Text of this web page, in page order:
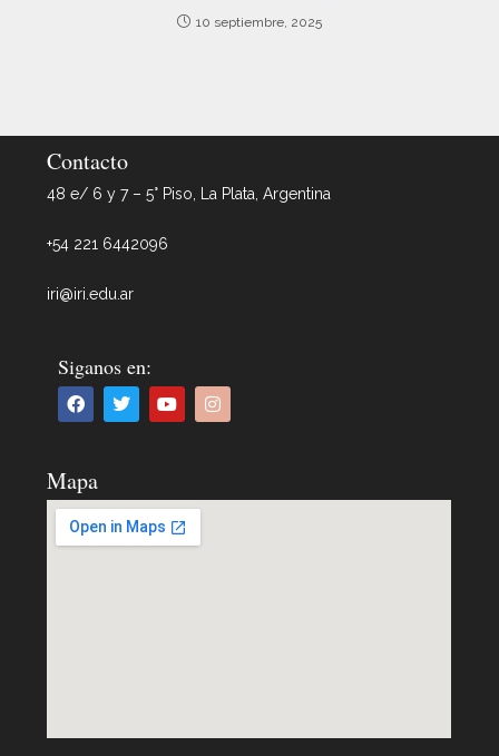
10 septiembre, 2025
Contacto
48 e/ 6 y 7 – 5° Piso, La Plata, Argentina
+54 221 6442096
iri@iri.edu.ar
Siganos en:
Mapa